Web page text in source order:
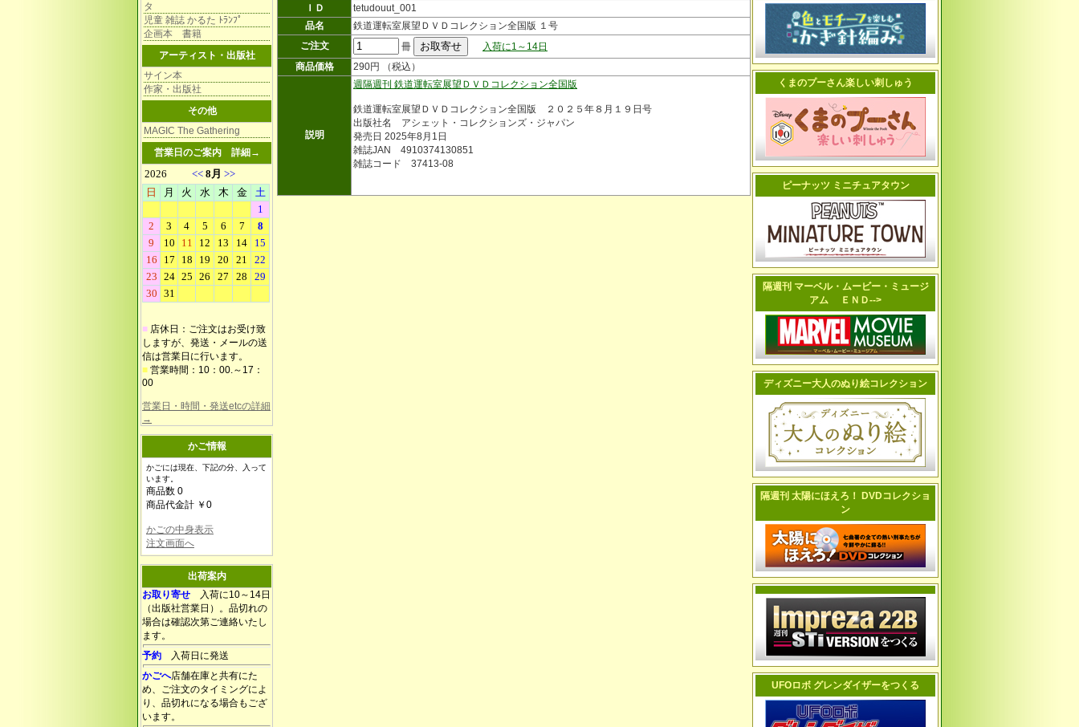
タ
児童 雑誌 かるた ﾄﾗﾝﾌﾟ
企画本 書籍
アーティスト・出版社
サイン本
作家・出版社
その他
MAGIC The Gathering
営業日のご案内 詳細→
■ 店休日：ご注文はお受け致
しますが、発送・メールの送
信は営業日に行います。
■ 営業時間：10：00.～17：
00
営業日・時間・発送etcの詳細
→
かご情報
かごには現在、下記の分、入って
います。
商品数 0
商品代金計 ￥0
かごの中身表示
注文画面へ
出荷案内
お取り寄せ 入荷に10～14日
（出版社営業日）。品切れの
場合は確認次第ご連絡いたし
ます。
予約 入荷日に発送
かごへ店舗在庫と共有にた
め、ご注文のタイミングによ
り、品切れになる場合もござ
います。
ＩＤ
tetudouut_001
品名
鉄道運転室展望ＤＶＤコレクション全国版 １号
ご注文
冊
入荷に1～14日
商品価格
290円 （税込）
説明
週隔週刊 鉄道運転室展望ＤＶＤコレクション全国版
鉄道運転室展望ＤＶＤコレクション全国版 ２０２５年８月１９日号
出版社名 アシェット・コレクションズ・ジャパン
発売日 2025年8月1日
雑誌JAN 4910374130851
雑誌コード 37413-08
くまのプーさん楽しい刺しゅう
ピーナッツ ミニチュアタウン
隔週刊 マーベル・ムービー・ミュージ
アム ＥＮＤ-->
ディズニー大人のぬり絵コレクション
隔週刊 太陽にほえろ！ DVDコレクショ
ン
UFOロボ グレンダイザーをつくる